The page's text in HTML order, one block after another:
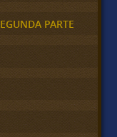
PARTE